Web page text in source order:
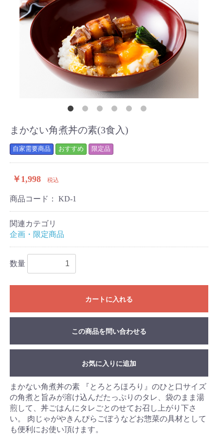
まかない角煮丼の素(3食入)
自家需要商品 おすすめ 限定品
￥1,998 税込
商品コード： KD-1
関連カテゴリ
企画・限定商品
数量
カートに入れる
この商品を問い合わせる
お気に入りに追加
まかない角煮丼の素 『とろとろほろり』のひと口サイズ
の角煮と旨みが溶け込んだたっぷりのタレ、袋のまま湯
煎して、丼ごはんにタレごとのせてお召し上がり下さ
い。 肉じゃがやきんぴらごぼうなどお惣菜の具材として
も便利にお使い頂けます。